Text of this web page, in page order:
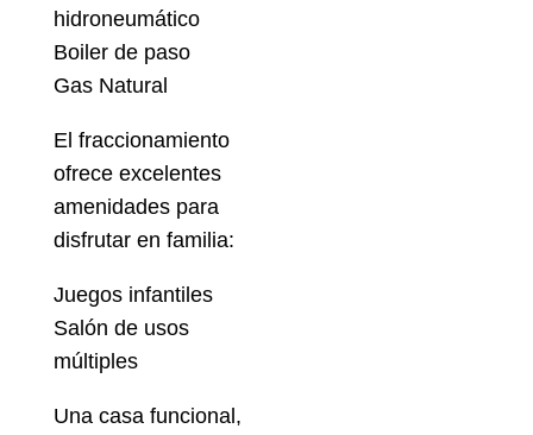
hidroneumático
Boiler de paso
Gas Natural
El fraccionamiento
ofrece excelentes
amenidades para
disfrutar en familia:
Juegos infantiles
Salón de usos
múltiples
Una casa funcional,